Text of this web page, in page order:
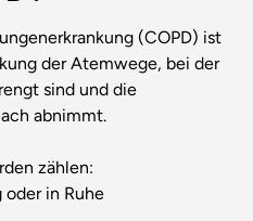
(COPD) ist
der Atemwege, bei der
sind und die
abnimmt.
zählen:
in Ruhe